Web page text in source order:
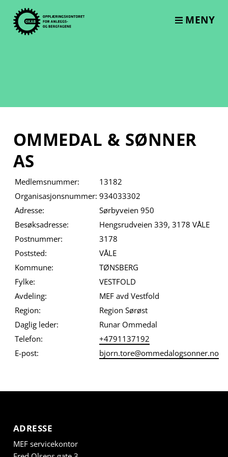
content
MENY
OMMEDAL & SØNNER
AS
Medlemsnummer:
13182
Organisasjonsnummer: 934033302
Adresse:
Sørbyveien 950
Besøksadresse:
Hengsrudveien 339, 3178 VÅLE
Postnummer:
3178
Poststed:
VÅLE
Kommune:
TØNSBERG
Fylke:
VESTFOLD
Avdeling:
MEF avd Vestfold
Region:
Region Sørøst
Daglig leder:
Runar Ommedal
Telefon:
+4791137192
E-post:
bjorn.tore@ommedalogsonner.no
ADRESSE
MEF servicekontor